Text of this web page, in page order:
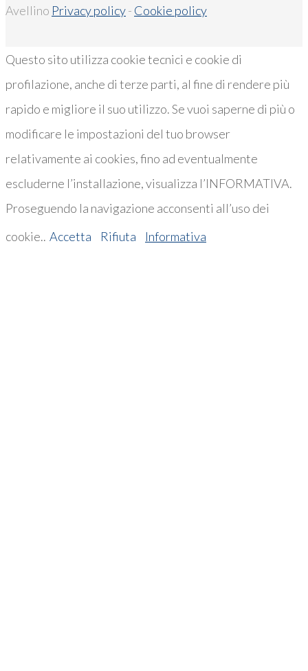
Avellino Privacy policy- Cookie policy
Questo sito utilizza cookie tecnici e cookie di
profilazione, anche di terze parti, al fine di rendere più
rapido e migliore il suo utilizzo. Se vuoi saperne di più o
modificare le impostazioni del tuo browser
relativamente ai cookies, fino ad eventualmente
escluderne l’installazione, visualizza l’INFORMATIVA.
Proseguendo la navigazione acconsenti all’uso dei
cookie.. Accetta Rifiuta Informativa